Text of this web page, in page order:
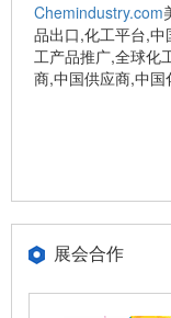
Chemindustry.com
品出口,化工平台,
工产品推广,全球化
商,中国供应商,中国
展会合作